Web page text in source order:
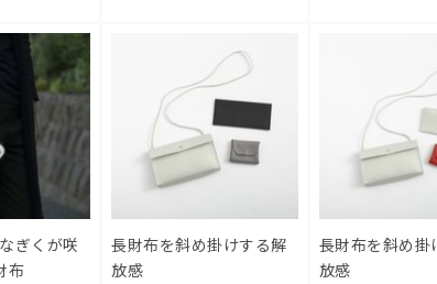
ぎくが咲
布
長財布を斜め掛けする解
放感
長財布を斜め掛
放感